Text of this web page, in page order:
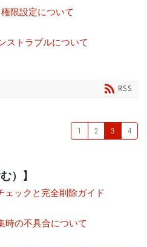
限設定について
ストラブルについて
RSS
1 2 3 4
）】
ェックと完全削除ガイド
時の不具合について